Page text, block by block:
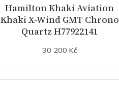
Hamilton Khaki Aviation
Khaki X-Wind GMT Chrono
Quartz H77922141
30 200 Kč